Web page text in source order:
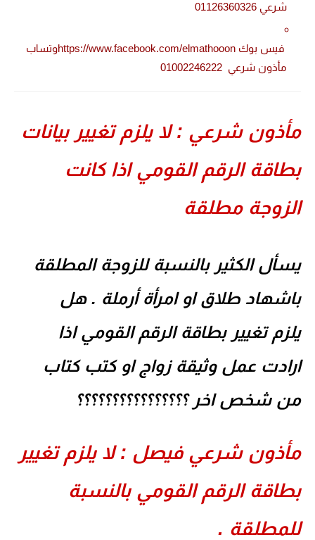
شرعي 01126360326
فيس بوك https://www.facebook.com/elmathooonوتساب
مأذون شرعي 01002246222
شرعي : لا يلزم تغيير بيانات
الرقم القومي اذا كانت
مطلقة
الكثير بالنسبة للزوجة المطلقة
طلاق او امرأة أرملة . هل
تغيير بطاقة الرقم القومي اذا
عمل وثيقة زواج او كتب كتاب
شخص اخر ؟؟؟؟؟؟؟؟؟؟؟؟؟؟؟؟
شرعي فيصل : لا يلزم تغيير
الرقم القومي بالنسبة
.